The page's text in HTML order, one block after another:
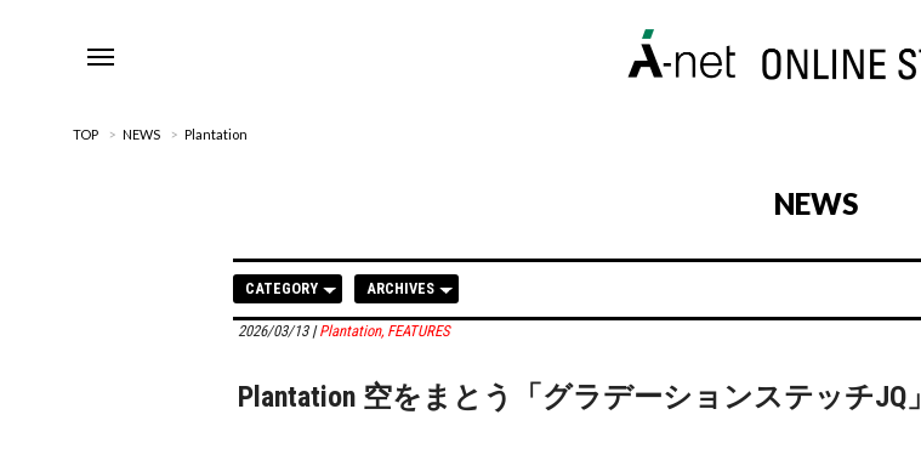
TOP > NEWS > Plantation
NEWS
CATEGORY ARCHIVES
2026/03/13|Plantation, FEATURES
Plantation 空をまとう「グラデーションステッチJQ」